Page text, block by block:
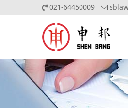
021-64450009